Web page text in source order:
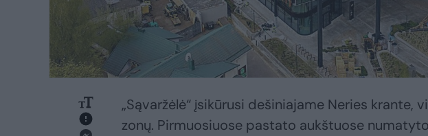
„Sąvaržėlė“ įsikūrusi dešiniajame Neries krante,
zonų. Pirmuosiuose pastato aukštuose